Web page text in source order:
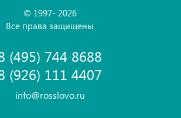
© 1997- 2026
Все права защищены
(495) 744 8688
(926) 111 4407
info@rosslovo.ru